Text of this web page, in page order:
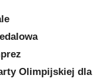
Olimpijskiej dla